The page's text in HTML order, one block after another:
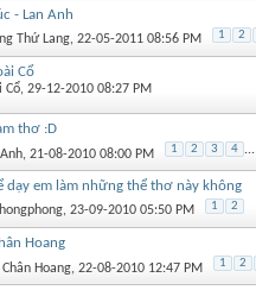
- Lan Anh
Thứ Lang, 22-05-2011 08:56 PM 1 2
Cổ
Cổ, 29-12-2010 08:27 PM
thơ :D
, 21-08-2010 08:00 PM 1 2 3 4 ...
dạy em làm những thể thơ này không
, 23-09-2010 05:50 PM 1 2
Hoang
Chân Hoang, 22-08-2010 12:47 PM 1 2